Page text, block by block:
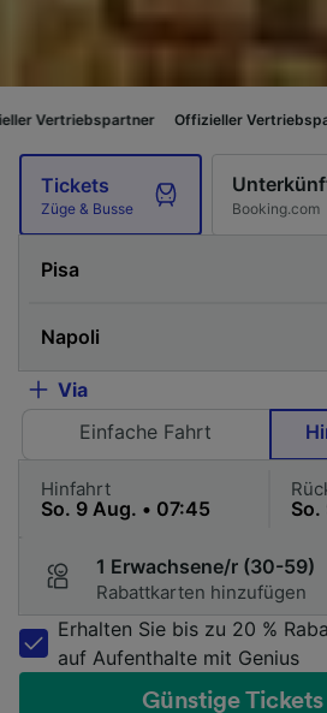
Offizieller Vertriebspartner
Tickets
Züge & Busse Booking.com
Via
Einfache Fahrt
Hinfahrt
1 Erwachsene/r (30-59)
Rabattkarten hinzufügen
Erhalten Sie bis zu 20 %
auf Aufenthalte mit Genius
Günstige